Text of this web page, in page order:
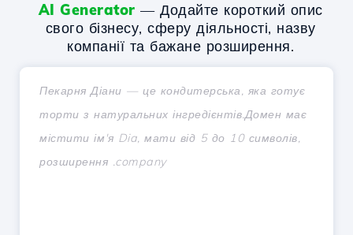
AI Generator — Додайте короткий опис
свого бізнесу, сферу діяльності, назву
компанії та бажане розширення.